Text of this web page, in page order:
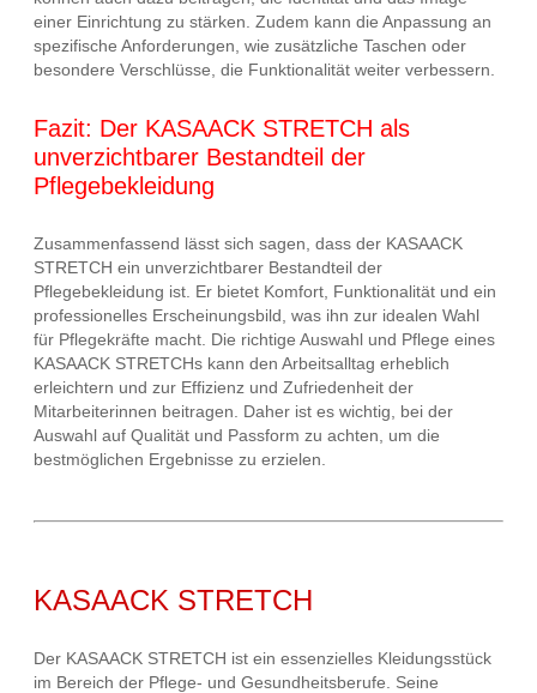
einer Einrichtung zu stärken. Zudem kann die Anpassung an
spezifische Anforderungen, wie zusätzliche Taschen oder
besondere Verschlüsse, die Funktionalität weiter verbessern.
Fazit: Der KASAACK STRETCH als
unverzichtbarer Bestandteil der
Pflegebekleidung
Zusammenfassend lässt sich sagen, dass der KASAACK
STRETCH ein unverzichtbarer Bestandteil der
Pflegebekleidung ist. Er bietet Komfort, Funktionalität und ein
professionelles Erscheinungsbild, was ihn zur idealen Wahl
für Pflegekräfte macht. Die richtige Auswahl und Pflege eines
KASAACK STRETCHs kann den Arbeitsalltag erheblich
erleichtern und zur Effizienz und Zufriedenheit der
Mitarbeiterinnen beitragen. Daher ist es wichtig, bei der
Auswahl auf Qualität und Passform zu achten, um die
bestmöglichen Ergebnisse zu erzielen.
KASAACK STRETCH
Der KASAACK STRETCH ist ein essenzielles Kleidungsstück
im Bereich der Pflege- und Gesundheitsberufe. Seine